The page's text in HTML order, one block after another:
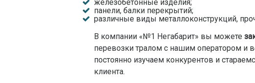
железобетонные изделия;
панели, балки перекрытий;
различные виды металлоконструкций,
В компании «№1 Негабарит» вы можете
перевозки тралом с нашим оператором и
постоянно изучаем конкурентов и
клиента.